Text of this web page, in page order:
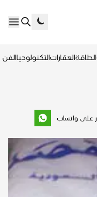
الطاقةالعقاراتالتكنولوجياالفن
على واتساب